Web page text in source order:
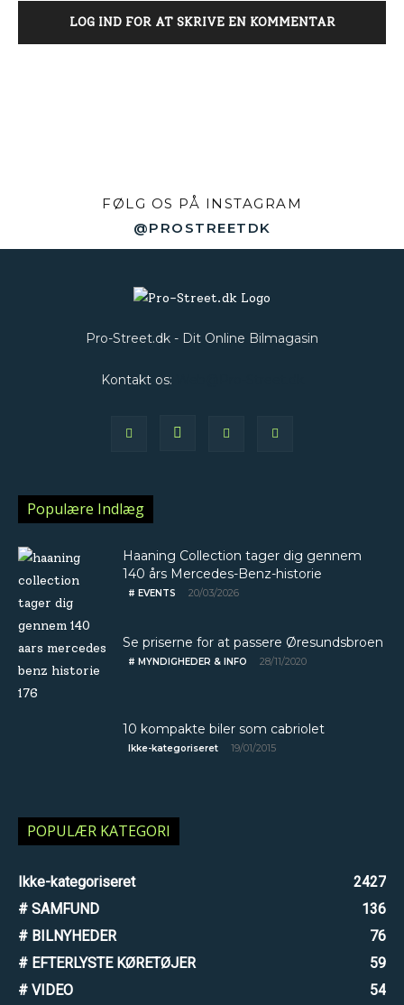
LOG IND FOR AT SKRIVE EN KOMMENTAR
FØLG OS PÅ INSTAGRAM
@PROSTREETDK
Pro-Street.dk - Dit Online Bilmagasin
Kontakt os:
Populære Indlæg
Haaning Collection tager dig gennem
140 års Mercedes-Benz-historie
# EVENTS 20/03/2026
Se priserne for at passere Øresundsbroen
# MYNDIGHEDER & INFO 28/11/2020
10 kompakte biler som cabriolet
Ikke-kategoriseret 19/01/2015
POPULÆR KATEGORI
Ikke-kategoriseret
2427
# SAMFUND
136
# BILNYHEDER
76
# EFTERLYSTE KØRETØJER
59
# VIDEO
54